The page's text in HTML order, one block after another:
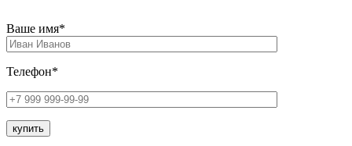
Ваше имя*
Телефон*